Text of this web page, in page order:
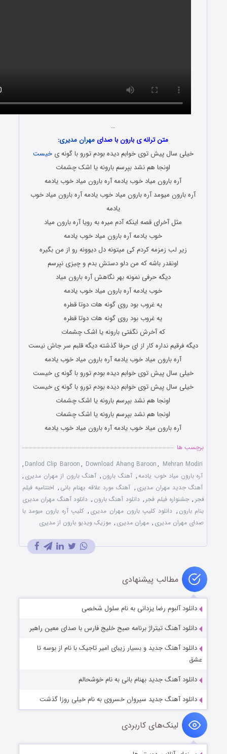
متن ترانه ی بارون با صدایمهران مدیری :
سال پیش توی خوابم دیده بودم تورو با گونه یخیست
اونجا هم نشد بپرسم بارونه یا اشک چشمات
آره بارون میاد خوب یادمه آره بارون میاد خوب یادمه
بارون میومد آره بارون میاد خوب یادمه آره بارون میاد خوب
مثل آخرای قصه اینکه آدم میره به رویا آره بارون میاد
خوب یادمه آره بارون میاد خوب یادمه
زیر لب زمزمه کردم کی میتونه دل دیوونه رو از من بگیره
اونقدر باشه که من دلو دستش بدم و چیزی نپرسم
دیگه حرفی نمونه بهر نگاهش آره بارون میاد
خوب یادمه آره بارون میاد خوب یادمه
یه غروب بود روی گونه هات دوتا قطره
یه غروب بود روی گونه هات دوتا قطره
که آخرش نگفتی بارونه یا اشک چشمات
فرقیم نداره کار از ای حرفا گذشته دیگه قلبم سر جاش نیست
آره بارون میاد خوب یادمه آره بارون میاد خوب یادمه
سال پیش توی خوابم دیده بودم تورو با گونه ی خیست
سال پیش توی خوابم دیده بودم تورو با گونه ی خیست
اونجا هم نشد بپرسم بارونه یا اشک چشمات
اونجا هم نشد بپرسم بارونه یا اشک چشمات
آره بارون میاد خوب یادمه آره بارون میاد خوب یادمه
Danlod Clip Baroon ,Download Ahang Baroon,Mehran
میاد خوب یادمه, آهنگ بارون, آهنگ بارون از مهران مدیری
جدید مهران مدیری ,آهنگ مورد علاقه بهنام بانی,اختتامیه فیلم
جشنواره فیلم فجر,دانلود آهنگ بارون, دانلود آهنگ مهران مدیری
دانلود کلیپ بارون مهران مدیری ,کلیپ آره بارون میومد با
مدیری,مهران مدیری ,موزیک ویدیو بارون از مدیری
مطالب پیشنهادی
آلبوم رضا یزدانی به نام سلول شخصی
آهنگ تیتراژ برنامه صبح خلیج فارس با صدای معین راهبر
آهنگ جدید و بسیار زیبای امیر تاجیک با نام از بوسه تا
آهنگ جدید بهنام بانی به نام خوشحالم
آهنگ جدید سیروان خسروی به نام خیلی روزا گذشت
لینک‌های کاربردی